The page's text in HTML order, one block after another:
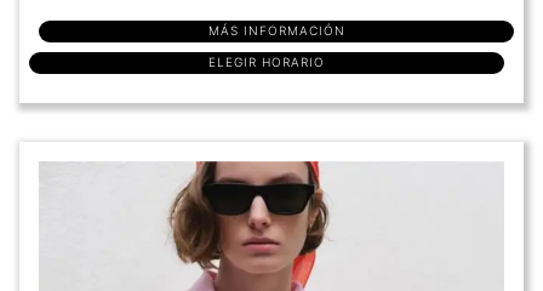
MÁS INFORMACIÓN
ELEGIR HORARIO